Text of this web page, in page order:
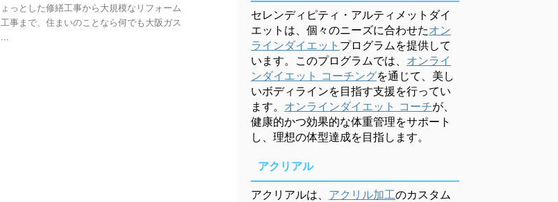
ょっとした修繕工事から大規模なリフォーム
工事まで、住まいのことなら何でも大阪ガス
...
セレンディピティ・アルティメットダイ
エットは、個々のニーズに合わせたオン
ラインダイエット プログラムを提供して
います。このプログラムでは、 オンライ
ンダイエット コーチングを通じて、美し
いボディラインを目指す支援を行ってい
ます。 オンラインダイエット コーチが、
健康的かつ効果的な体重管理をサポート
し、理想の体型達成を目指します。
アクリアル
アクリアルは、 アクリル加工のカスタム